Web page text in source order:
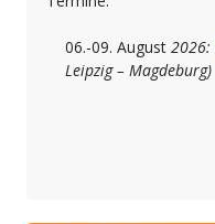
06.-09. August 2026:
Leipzig – Magdeburg)